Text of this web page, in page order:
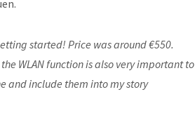
started! Price was around €550.
WLAN function is also very important to
and include them into my story